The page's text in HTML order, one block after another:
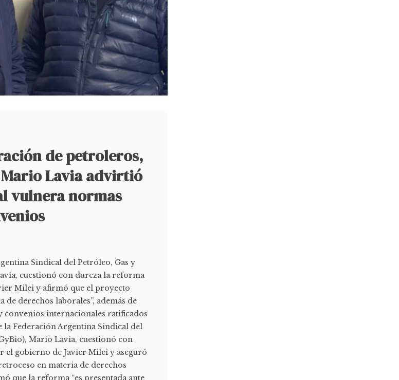
de petroleros,
Lavia advirtió
vulnera normas
Sindical del Petróleo, Gas y
cuestionó con dureza la reforma
Milei y afirmó que el proyecto
derechos laborales”, además de
internacionales ratificados
Federación Argentina Sindical del
Mario Lavia, cuestionó con
gobierno de Javier Milei y aseguró
en materia de derechos
que la reforma “es presentada ante